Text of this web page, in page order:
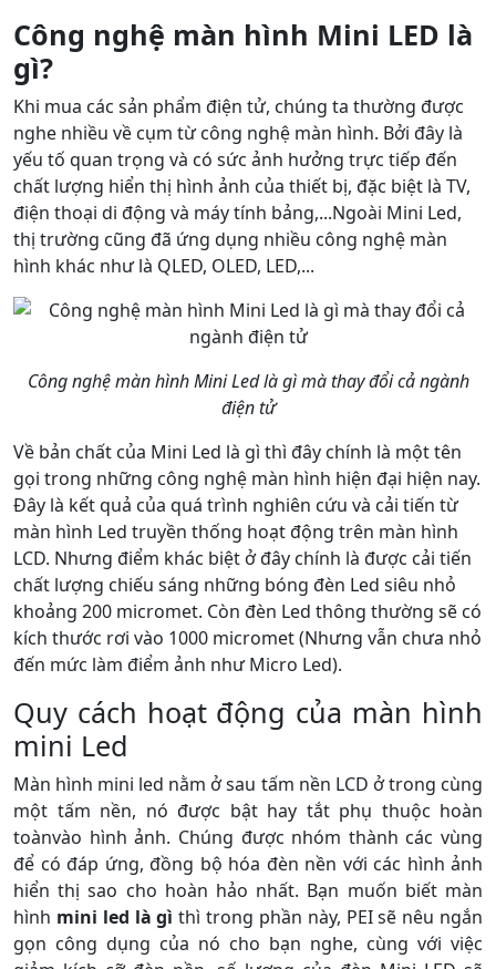
Công nghệ màn hình Mini LED là
gì?
Khi mua các sản phẩm điện tử, chúng ta thường được
nghe nhiều về cụm từ công nghệ màn hình. Bởi đây là
yếu tố quan trọng và có sức ảnh hưởng trực tiếp đến
chất lượng hiển thị hình ảnh của thiết bị, đặc biệt là TV,
điện thoại di động và máy tính bảng,...Ngoài Mini Led,
thị trường cũng đã ứng dụng nhiều công nghệ màn
hình khác như là QLED, OLED, LED,...
Công nghệ màn hình Mini Led là gì mà thay đổi cả ngành
điện tử
Về bản chất của Mini Led là gì thì đây chính là một tên
gọi trong những công nghệ màn hình hiện đại hiện nay.
Đây là kết quả của quá trình nghiên cứu và cải tiến từ
màn hình Led truyền thống hoạt động trên màn hình
LCD. Nhưng điểm khác biệt ở đây chính là được cải tiến
chất lượng chiếu sáng những bóng đèn Led siêu nhỏ
khoảng 200 micromet. Còn đèn Led thông thường sẽ có
kích thước rơi vào 1000 micromet (Nhưng vẫn chưa nhỏ
đến mức làm điểm ảnh như Micro Led).
Quy cách hoạt động của màn hình
mini Led
Màn hình mini led nằm ở sau tấm nền LCD ở trong cùng
một tấm nền, nó được bật hay tắt phụ thuộc hoàn
toànvào hình ảnh. Chúng được nhóm thành các vùng
để có đáp ứng, đồng bộ hóa đèn nền với các hình ảnh
hiển thị sao cho hoàn hảo nhất. Bạn muốn biết màn
hình mini led là gì thì trong phần này, PEI sẽ nêu ngắn
gọn công dụng của nó cho bạn nghe, cùng với việc